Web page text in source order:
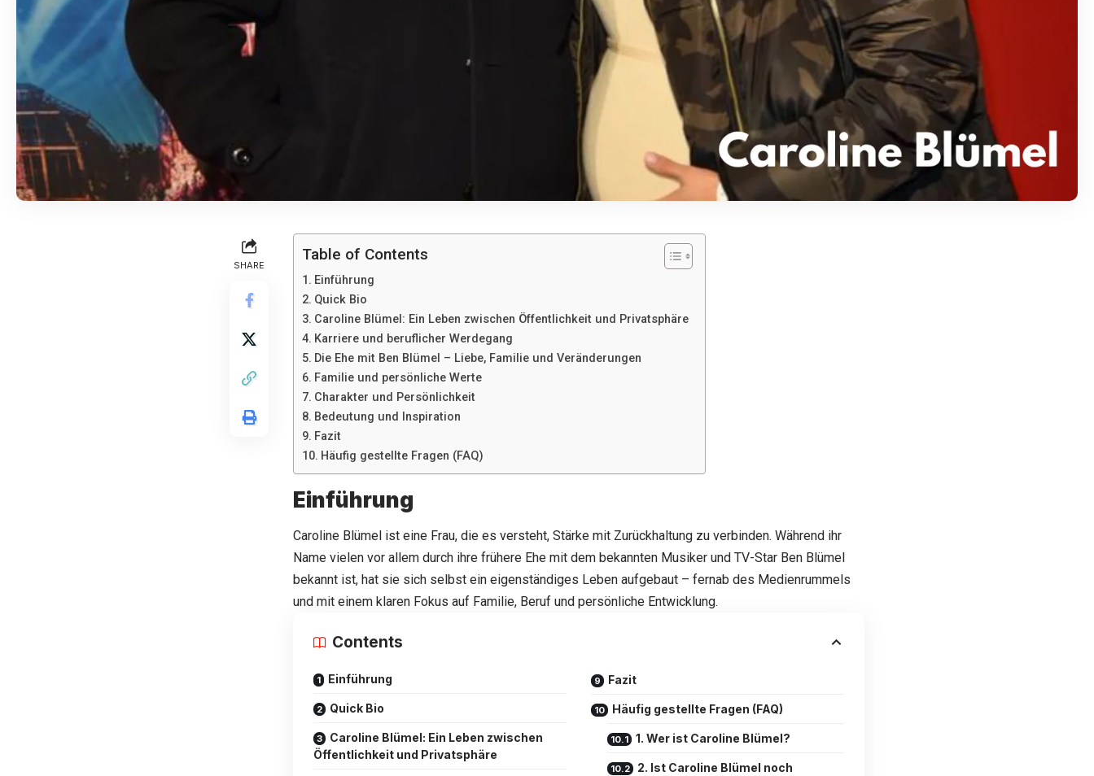
SHARE
Table of Contents
Einführung
Quick Bio
Caroline Blümel: Ein Leben zwischen Öffentlichkeit und Privatsphäre
Karriere und beruflicher Werdegang
Die Ehe mit Ben Blümel – Liebe, Familie und Veränderungen
Familie und persönliche Werte
Charakter und Persönlichkeit
Bedeutung und Inspiration
Fazit
Häufig gestellte Fragen (FAQ)
Einführung
Caroline Blümel ist eine Frau, die es versteht, Stärke mit Zurückhaltung zu verbinden. Während ihr
Name vielen vor allem durch ihre frühere Ehe mit dem bekannten Musiker und TV-Star Ben Blümel
bekannt ist, hat sie sich selbst ein eigenständiges Leben aufgebaut – fernab des Medienrummels
und mit einem klaren Fokus auf Familie, Beruf und persönliche Entwicklung.
Contents
Einführung
Quick Bio
Caroline Blümel: Ein Leben zwischen
Öffentlichkeit und Privatsphäre
Fazit
Häufig gestellte Fragen (FAQ)
1. Wer ist Caroline Blümel?
2. Ist Caroline Blümel noch